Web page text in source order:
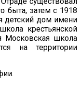
быта, затем с 1918
детский дом имени
крестьянской
Московская школа
на территории